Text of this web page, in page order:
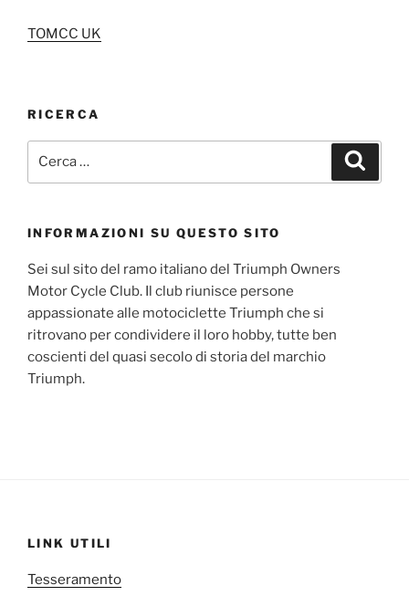
TOMCC UK
RICERCA
INFORMAZIONI SU QUESTO SITO
Sei sul sito del ramo italiano del Triumph Owners
Motor Cycle Club. Il club riunisce persone
appassionate alle motociclette Triumph che si
ritrovano per condividere il loro hobby, tutte ben
coscienti del quasi secolo di storia del marchio
Triumph.
LINK UTILI
Tesseramento